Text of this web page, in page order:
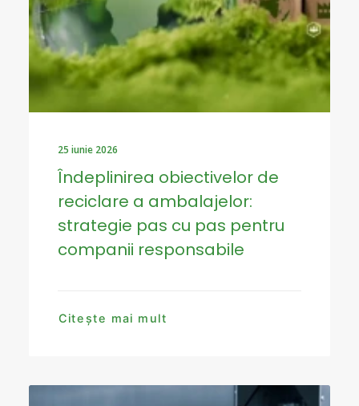
25 iunie 2026
Îndeplinirea obiectivelor de
reciclare a ambalajelor:
strategie pas cu pas pentru
companii responsabile
Citește mai mult